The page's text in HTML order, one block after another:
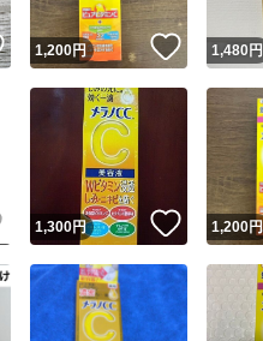
他フリマ実績◯+ このユ
スピード&安心発送
※このバッジは実績に基づく表示であ
スピード＆安心発送
このユ
ます
スピード発送 このユ
いいね！
1,200円 いいね！
1,480円
いいね！
1,300円 いいね！
1,200円